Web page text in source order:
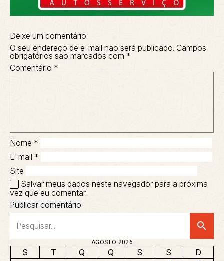
Deixe um comentário
O seu endereço de e-mail não será publicado. Campos
obrigatórios são marcados com *
Comentário *
Nome *
E-mail *
Site
Salvar meus dados neste navegador para a próxima
vez que eu comentar.
search
AGOSTO 2026
S T Q Q S S
D